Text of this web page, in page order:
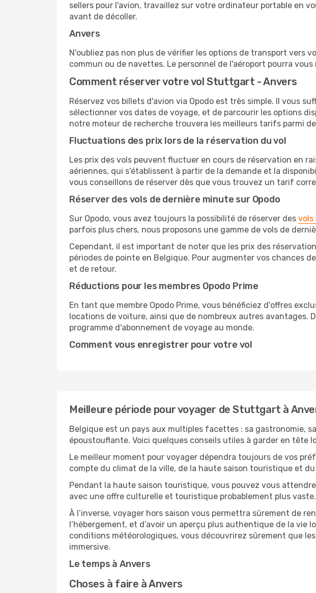
sellers pour l'avion, travaillez sur votre ordinateur portable en
avant de décoller.
Anvers
N'oubliez pas non plus de vérifier les options de transport vers
commun ou de navettes. Le personnel de l'aéroport pourra
Comment réserver votre vol Stuttgart - Anvers
Réservez vos billets d'avion via Opodo est très simple. Il vous
sélectionner vos dates de voyage, et de parcourir les options
notre moteur de recherche trouvera les meilleurs tarifs parmi
Fluctuations des prix lors de la réservation du vol
Les prix des vols peuvent fluctuer en cours de réservation en
aériennes, qui s'établissent à partir de la demande et la
vous conseillons de réserver dès que vous trouvez un tarif
Réserver des vols de dernière minute sur Opodo
Sur Opodo, vous avez toujours la possibilité de réserver des vols
parfois plus chers, nous proposons une gamme de vols de
Cependant, il est important de noter que les prix des
périodes de pointe en Belgique. Pour augmenter vos chances
et de retour.
Réductions pour les membres Opodo Prime
En tant que membre Opodo Prime, vous bénéficiez d'offres
locations de voiture, ainsi que de nombreux autres avantages.
programme d'abonnement de voyage au monde.
Comment vous enregistrer pour votre vol
Meilleure période pour voyager de Stuttgart à
Belgique est un pays aux multiples facettes : sa gastronomie,
époustouflante. Voici quelques conseils utiles à garder en tête
Le meilleur moment pour voyager dépendra toujours de vos
compte du climat de la ville, de la haute saison touristique et
Pendant la haute saison touristique, vous pouvez vous
avec une offre culturelle et touristique probablement plus vaste.
À l’inverse, voyager hors saison vous permettra sûrement de
l’hébergement, et d’avoir un aperçu plus authentique de la
conditions météorologiques, vous découvrirez sûrement que
immersive.
Le temps à Anvers
Choses à faire à Anvers